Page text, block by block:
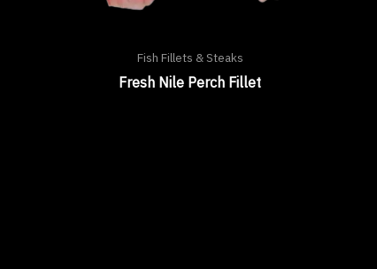
Fish Fillets & Steaks
Fresh Nile Perch Fillet